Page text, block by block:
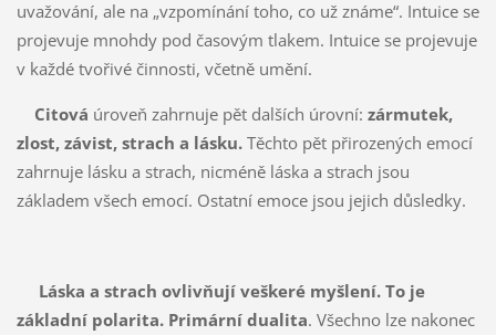
uvažování, ale na „vzpomínání toho, co už známe“. Intuice se
projevuje mnohdy pod časovým tlakem. Intuice se projevuje
v každé tvořivé činnosti, včetně umění.
Citová úroveň zahrnuje pět dalších úrovní: zármutek,
zlost, závist, strach a lásku.Těchto pět přirozených emocí
zahrnuje lásku a strach, nicméně láska a strach jsou
základem všech emocí. Ostatní emoce jsou jejich důsledky.
Láska a strach ovlivňují veškeré myšlení. To je
základní polarita. Primární dualita. Všechno lze nakonec